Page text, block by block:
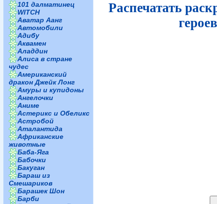
101 далматинец
WITCH
Аватар Аанг
Автомобили
Адибу
Аквамен
Аладдин
Алиса в стране
чудес
Американский
дракон Джейк Лонг
Амуры и купидоны
Ангелочки
Аниме
Астерикс и Обеликс
Астробой
Аталантида
Африканские
животные
Баба-Яга
Бабочки
Бакуган
Бараш из
Смешариков
Барашек Шон
Барби
Распечатать